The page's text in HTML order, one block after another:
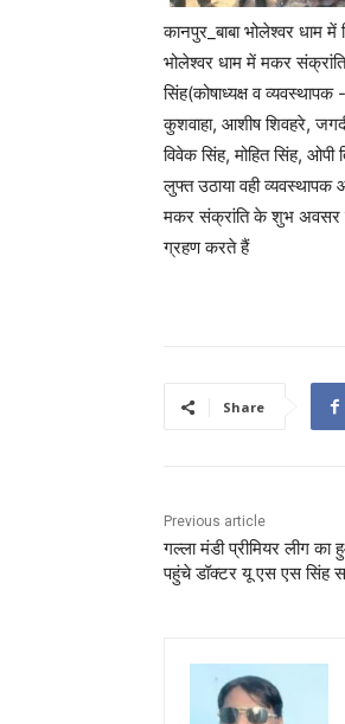
कानपुर_बाबा भोलेश्वर धाम
भोलेश्वर धाम में मकर
सिंह(कोषाध्यक्ष व
कुशवाहा, आशीष शिवहरे,
विवेक सिंह, मोहित सिंह, ओपी
लुफ्त उठाया वही
मकर संक्रांति के शुभ अवसर
ग्रहण करते हैं
Share
Previous article
गल्ला मंडी प्रीमियर लीग
पहुंचे डॉक्टर यू एस एस सिंह